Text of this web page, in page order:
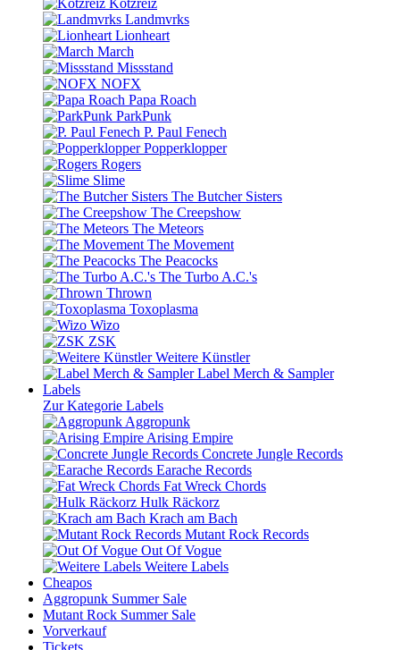
Kotzreiz
Landmvrks
Lionheart
March
Missstand
NOFX
Papa Roach
ParkPunk
P. Paul Fenech
Popperklopper
Rogers
Slime
The Butcher Sisters
The Creepshow
The Meteors
The Movement
The Peacocks
The Turbo A.C.'s
Thrown
Toxoplasma
Wizo
ZSK
Weitere Künstler
Label Merch & Sampler
Labels
Zur Kategorie Labels
Aggropunk
Arising Empire
Concrete Jungle Records
Earache Records
Fat Wreck Chords
Hulk Räckorz
Krach am Bach
Mutant Rock Records
Out Of Vogue
Weitere Labels
Cheapos
Aggropunk Summer Sale
Mutant Rock Summer Sale
Vorverkauf
Tickets